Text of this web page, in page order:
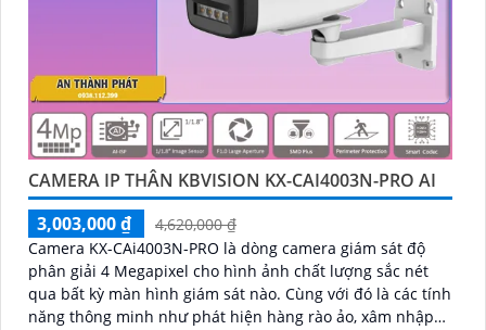
CAMERA IP THÂN KBVISION KX-CAI4003N-PRO AI
3,003,000 ₫
4,620,000 ₫
Camera KX-CAi4003N-PRO là dòng camera giám sát độ
phân giải 4 Megapixel cho hình ảnh chất lượng sắc nét
qua bất kỳ màn hình giám sát nào. Cùng với đó là các tính
năng thông minh như phát hiện hàng rào ảo, xâm nhập